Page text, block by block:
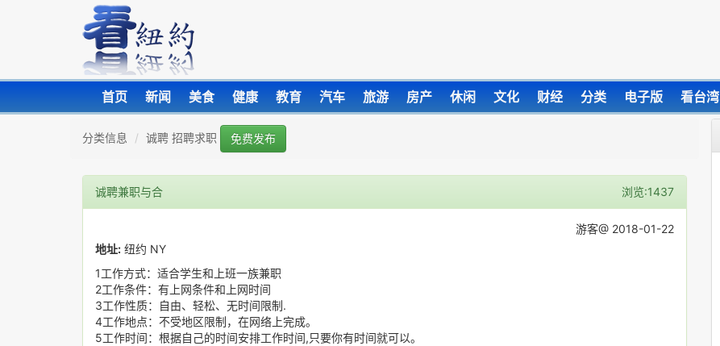
首页 新闻 美食 健康 教育 汽车 旅游 房产 休闲 文化 财经 分类 电子版 看台湾
分类信息 诚聘 招聘求职 免费发布
诚聘兼职与合 浏览:1437
游客@ 2018-01-22
地址: 纽约 NY
1工作方式：适合学生和上班一族兼职
2工作条件：有上网条件和上网时间
3工作性质：自由、轻松、无时间限制.
4工作地点：不受地区限制，在网络上完成。
5工作时间：根据自己的时间安排工作时间,只要你有时间就可以。